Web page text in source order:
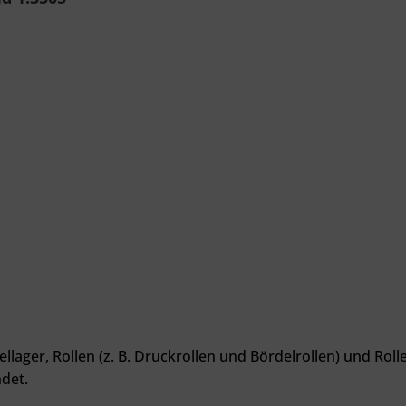
Rollen (z. B. Druckrollen und Bördelrollen) und